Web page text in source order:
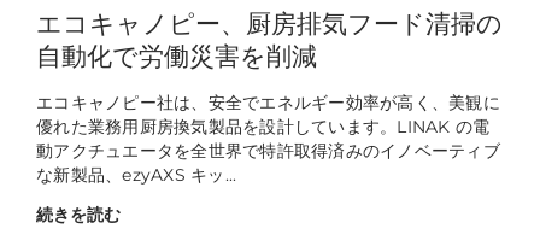
エコキャノピー、厨房排気フード清掃の
自動化で労働災害を削減
エコキャノピー社は、安全でエネルギー効率が高く、美観に
優れた業務用厨房換気製品を設計しています。LINAK の電
動アクチュエータを全世界で特許取得済みのイノベーティブ
な新製品、ezyAXS キッ...
続きを読む